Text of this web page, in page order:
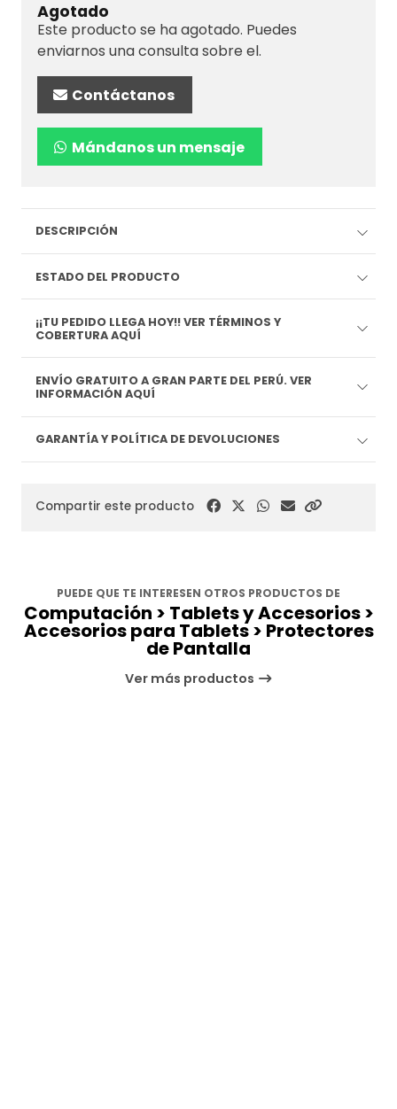
Agotado
Este producto se ha agotado. Puedes
enviarnos una consulta sobre el.
Contáctanos
Mándanos un mensaje
DESCRIPCIÓN
ESTADO DEL PRODUCTO
¡¡TU PEDIDO LLEGA HOY!! VER TÉRMINOS Y
COBERTURA AQUÍ
ENVÍO GRATUITO A GRAN PARTE DEL PERÚ. VER
INFORMACIÓN AQUÍ
GARANTÍA Y POLÍTICA DE DEVOLUCIONES
Compartir este producto
PUEDE QUE TE INTERESEN OTROS PRODUCTOS DE
Computación > Tablets y Accesorios >
Accesorios para Tablets > Protectores
de Pantalla
Ver más productos